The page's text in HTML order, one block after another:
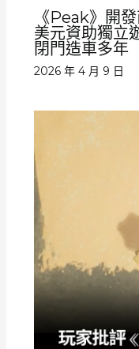
《Peak》開
美元資助獨立
閉門造車多年
2026 年 4 月 9 日